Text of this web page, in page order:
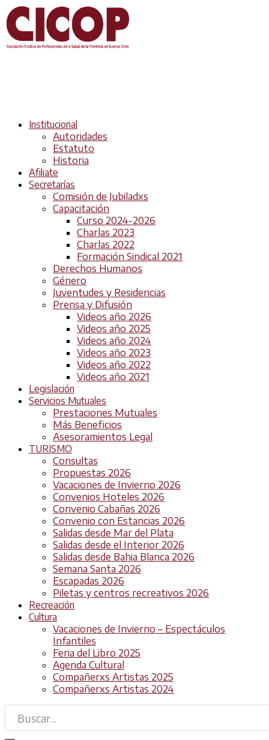
Institucional
Autoridades
Estatuto
Historia
Afiliate
Secretarías
Comisión de Jubiladxs
Capacitación
Curso 2024-2026
Charlas 2023
Charlas 2022
Formación Sindical 2021
Derechos Humanos
Género
Juventudes y Residencias
Prensa y Difusión
Videos año 2026
Videos año 2025
Videos año 2024
Videos año 2023
Videos año 2022
Videos año 2021
Legislación
Servicios Mutuales
Prestaciones Mutuales
Más Beneficios
Asesoramientos Legal
TURISMO
Consultas
Propuestas 2026
Vacaciones de Invierno 2026
Convenios Hoteles 2026
Convenio Cabañas 2026
Convenio con Estancias 2026
Salidas desde Mar del Plata
Salidas desde el Interior 2026
Salidas desde Bahia Blanca 2026
Semana Santa 2026
Escapadas 2026
Piletas y centros recreativos 2026
Recreación
Cultura
Vacaciones de Invierno – Espectáculos
Infantiles
Feria del Libro 2025
Agenda Cultural
Compañerxs Artistas 2025
Compañerxs Artistas 2024